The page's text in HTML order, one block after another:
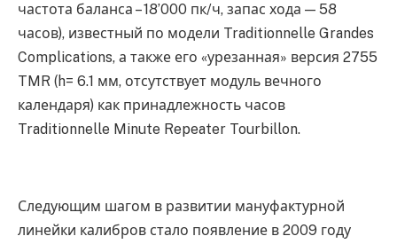
частота баланса – 18’000 пк/ч, запас хода — 58
часов), известный по модели Traditionnelle Grandes
Complications, а также его «урезанная» версия 2755
TMR (h= 6.1 мм, отсутствует модуль вечного
календаря) как принадлежность часов
Traditionnelle Minute Repeater Tourbillon.
Следующим шагом в развитии мануфактурной
линейки калибров стало появление в 2009 году